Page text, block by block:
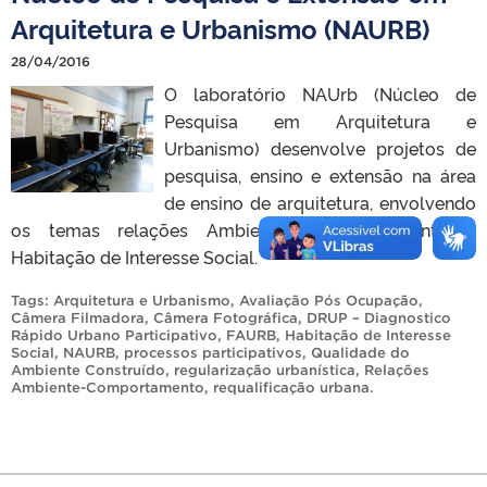
Arquitetura e Urbanismo (NAURB)
28/04/2016
O laboratório NAUrb (Núcleo de
Pesquisa em Arquitetura e
Urbanismo) desenvolve projetos de
pesquisa, ensino e extensão na área
de ensino de arquitetura, envolvendo
os temas relações Ambiente- Comportamento e
Habitação de Interesse Social.
Tags: Arquitetura e Urbanismo, Avaliação Pós Ocupação,
Câmera Filmadora, Câmera Fotográfica, DRUP – Diagnostico
Rápido Urbano Participativo, FAURB, Habitação de Interesse
Social, NAURB, processos participativos, Qualidade do
Ambiente Construído, regularização urbanística, Relações
Ambiente-Comportamento, requalificação urbana.